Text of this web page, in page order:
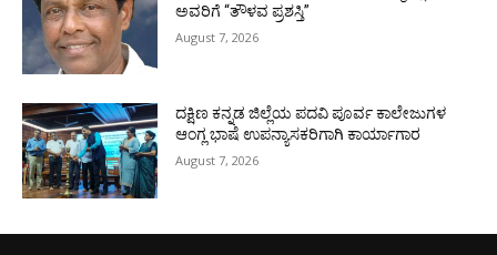
ಅವರಿಗೆ “ತೌಳವ ಪ್ರಶಸ್ತಿ”
August 7, 2026
ದಕ್ಷಿಣ ಕನ್ನಡ ಜಿಲ್ಲೆಯ ಪದವಿ ಪೂರ್ವ ಕಾಲೇಜುಗಳ
ಆಂಗ್ಲ ಭಾಷೆ ಉಪನ್ಯಾಸಕರಿಗಾಗಿ ಕಾರ್ಯಾಗಾರ
August 7, 2026